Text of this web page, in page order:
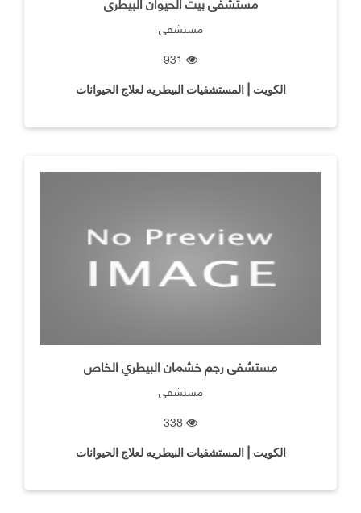
مستشفى
الكويت | المستشفيات البيطريه لعلاج الحيوانات
مستشفى رجم خشمان البيطري الخاص
مستشفى
الكويت | المستشفيات البيطريه لعلاج الحيوانات